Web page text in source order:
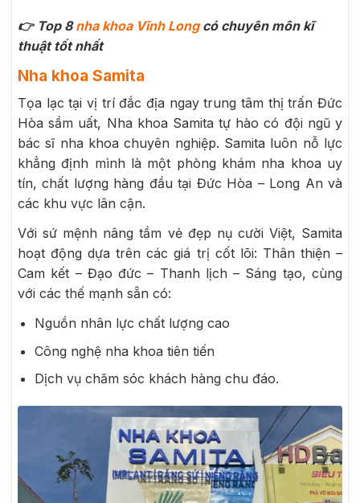
👉 Top 8nha khoa Vĩnh Longcó chuyên môn kĩ
thuật tốt nhất
Nha khoa Samita
Tọa lạc tại vị trí đắc địa ngay trung tâm thị trấn Đức
Hòa sầm uất, Nha khoa Samita tự hào có đội ngũ y
bác sĩ nha khoa chuyên nghiệp. Samita luôn nỗ lực
khẳng định mình là một phòng khám nha khoa uy
tín, chất lượng hàng đầu tại Đức Hòa – Long An và
các khu vực lân cận.
Với sứ mệnh nâng tầm vẻ đẹp nụ cười Việt, Samita
hoạt động dựa trên các giá trị cốt lõi: Thân thiện –
Cam kết – Đạo đức – Thanh lịch – Sáng tạo, cùng
với các thế mạnh sẵn có:
Nguồn nhân lực chất lượng cao
Công nghệ nha khoa tiên tiến
Dịch vụ chăm sóc khách hàng chu đáo.